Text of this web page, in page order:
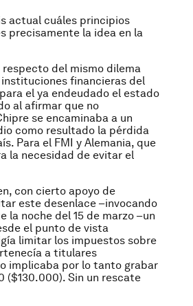
actual cuáles principios
precisamente la idea en la
del mismo dilema
financieras del
el ya endeudado el estado
al afirmar que no
se encaminaba a un
como resultado la pérdida
Para el FMI y Alemania, que
la necesidad de evitar el
con cierto apoyo de
este desenlace –invocando
noche del 15 de marzo –un
el punto de vista
limitar los impuestos sobre
a titulares
implicaba por lo tanto grabar
($130.000). Sin un rescate